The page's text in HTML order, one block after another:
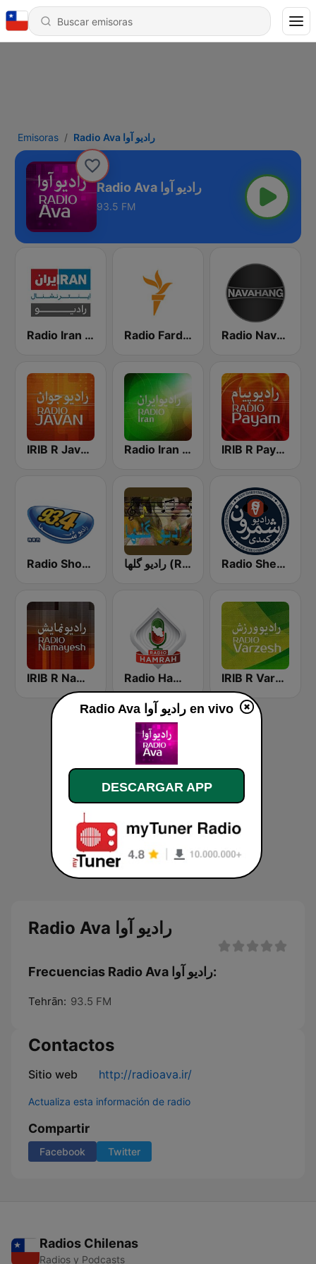
Emisoras Radio Ava رادیو آوا
Radio Ava رادیو آوا
93.5 FM
Radio Iran International Radio Farda (راديو فردا) Radio Navahang
IRIB R Javan راديو جوان Radio Iran رادیو ایران IRIB R Payam رادیو پیام
Radio Shoma (راديو شما) رادیو گلها (Radio Golha) Radio Shemroon - رادیو شمرون
IRIB R Namayesh رادیو نمایش Radio Hamrah IRIB R Varzesh رادیو ورزش
Radio Ava رادیو آوا
Frecuencias Radio Ava رادیو آوا:
Tehrān: 93.5 FM
Contactos
Sitio web http://radioava.ir/
Actualiza esta información de radio
Compartir
Facebook Twitter
Radios Chilenas
Radios y Podcasts
Radio Ava رادیو آوا en vivo
DESCARGAR APP